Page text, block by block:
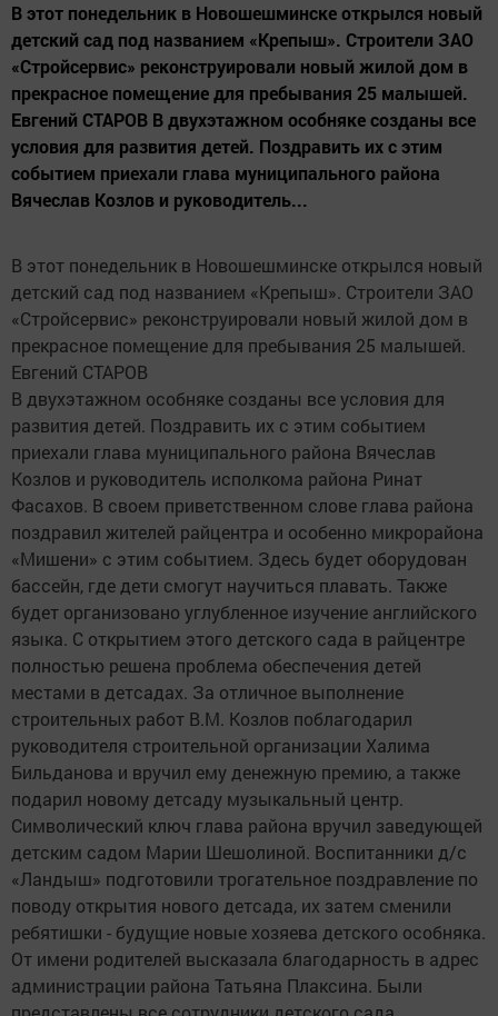
В этот понедельник в Новошешминске открылся новый
детский сад под названием «Крепыш». Строители ЗАО
«Стройсервис» реконструировали новый жилой дом в
прекрасное помещение для пребывания 25 малышей.
Евгений СТАРОВ В двухэтажном особняке созданы все
условия для развития детей. Поздравить их с этим
событием приехали глава муниципального района
Вячеслав Козлов и руководитель...
В этот понедельник в Новошешминске открылся новый
детский сад под названием «Крепыш». Строители ЗАО
«Стройсервис» реконструировали новый жилой дом в
прекрасное помещение для пребывания 25 малышей.
Евгений СТАРОВ
В двухэтажном особняке созданы все условия для
развития детей. Поздравить их с этим событием
приехали глава муниципального района Вячеслав
Козлов и руководитель исполкома района Ринат
Фасахов. В своем приветственном слове глава района
поздравил жителей райцентра и особенно микрорайона
«Мишени» с этим событием. Здесь будет оборудован
бассейн, где дети смогут научиться плавать. Также
будет организовано углубленное изучение английского
языка. С открытием этого детского сада в райцентре
полностью решена проблема обеспечения детей
местами в детсадах. За отличное выполнение
строительных работ В.М. Козлов поблагодарил
руководителя строительной организации Халима
Бильданова и вручил ему денежную премию, а также
подарил новому детсаду музыкальный центр.
Символический ключ глава района вручил заведующей
детским садом Марии Шешолиной. Воспитанники д/с
«Ландыш» подготовили трогательное поздравление по
поводу открытия нового детсада, их затем сменили
ребятишки - будущие новые хозяева детского особняка.
От имени родителей высказала благодарность в адрес
администрации района Татьяна Плаксина. Были